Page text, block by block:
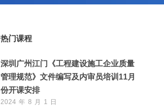
热门课程
深圳广州江门《工程建设施工企业质量
管理规范》文件编写及内审员培训11月
份开课安排
2024 年 8 月 1 日